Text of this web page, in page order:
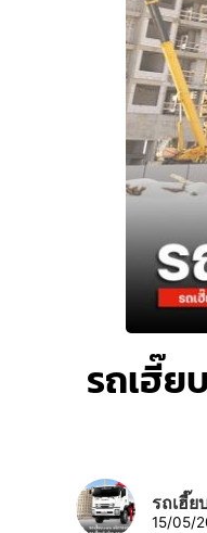
รถเฮี๊ย
รถเฮี๊ย
15/05/